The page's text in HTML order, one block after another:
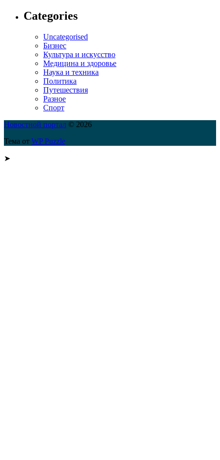
Categories
Uncategorised
Бизнес
Культура и искусство
Медицина и здоровье
Наука и техника
Политика
Путешествия
Разное
Спорт
Новостной портал © 2026
Тема от WP Puzzle
➤